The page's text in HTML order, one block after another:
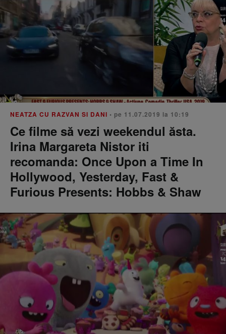
NEATZA CU RAZVAN SI DANI • pe 11.07.2019 la 10:19
Ce filme să vezi weekendul ăsta.
Irina Margareta Nistor iti
recomanda: Once Upon a Time In
Hollywood, Yesterday, Fast &
Furious Presents: Hobbs & Shaw